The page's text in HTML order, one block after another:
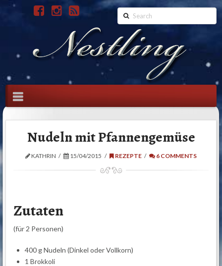
Search
Navigation
Nudeln mit Pfannengemüse
KATHRIN 15/04/2015 REZEPTE 6 COMMENTS
Zutaten
(für 2 Personen)
400 g Nudeln (Dinkel oder Vollkorn)
1 Brokkoli